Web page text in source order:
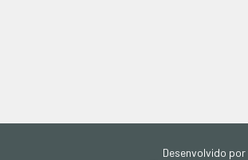
Desenvolvido por